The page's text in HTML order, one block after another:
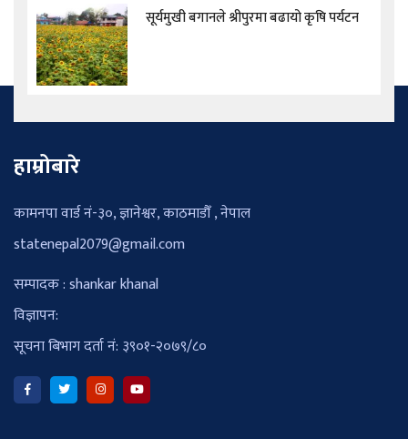
सूर्यमुखी बगानले श्रीपुरमा बढायो कृषि पर्यटन
हाम्रोबारे
कामनपा वार्ड नं-३०, ज्ञानेश्वर, काठमाडौँ , नेपाल
statenepal2079@gmail.com
सम्पादक : shankar khanal
विज्ञापन:
सूचना बिभाग दर्ता नं: ३९०१-२०७९/८०